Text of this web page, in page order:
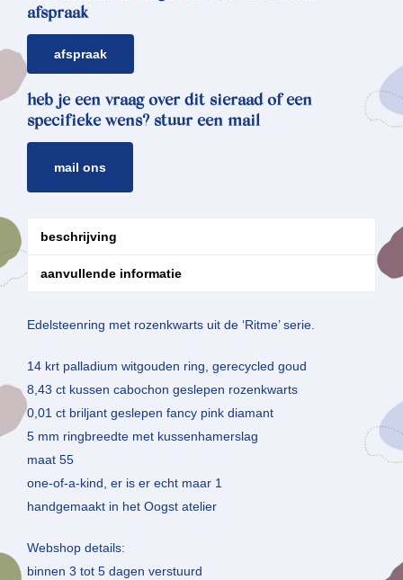
afspraak
afspraak
heb je een vraag over dit sieraad of een
specifieke wens? stuur een mail
mail ons
beschrijving
aanvullende informatie
Edelsteenring met rozenkwarts uit de ‘Ritme’ serie.
14 krt palladium witgouden ring, gerecycled goud
8,43 ct kussen cabochon geslepen rozenkwarts
0,01 ct briljant geslepen fancy pink diamant
5 mm ringbreedte met kussenhamerslag
maat 55
one-of-a-kind, er is er echt maar 1
handgemaakt in het Oogst atelier
Webshop details:
binnen 3 tot 5 dagen verstuurd